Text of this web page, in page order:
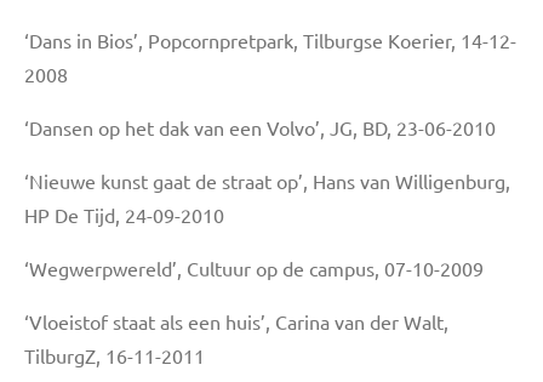
‘Dans in Bios’, Popcornpretpark, Tilburgse Koerier, 14-12-
2008
‘Dansen op het dak van een Volvo’, JG, BD, 23-06-2010
‘Nieuwe kunst gaat de straat op’, Hans van Willigenburg,
HP De Tijd, 24-09-2010
‘Wegwerpwereld’, Cultuur op de campus, 07-10-2009
‘Vloeistof staat als een huis’, Carina van der Walt,
TilburgZ, 16-11-2011